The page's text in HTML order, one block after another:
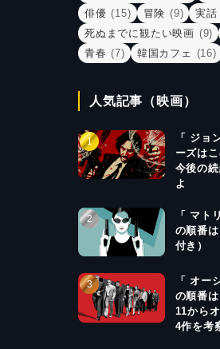
俳優 (15) 冒険 (9) 実話
死ぬまでに観たい映画 (9)
青春 (7) 韓国カフェ (16)
人気記事（映画）
「 ジョ
ーズは
今後の
よ
「 マト
の順番
付き）
「 オー
の順番
11から
4作を考